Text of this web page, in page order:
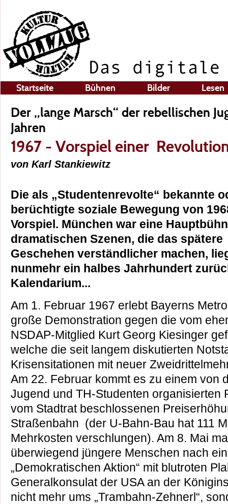
Startseite Bühnen Bilder Lesen
Der „lange Marsch“ der rebellischen
Jahren
1967 - Vorspiel einer
von Karl Stankiewitz
Die als „Studentenrevolte“ bekannte
berüchtigte soziale Bewegung von
Vorspiel. München war eine
dramatischen Szenen, die das spätere
Geschehen verständlicher machen,
nunmehr ein halbes Jahrhundert
Kalendarium...
Am 1. Februar 1967 erlebt Bayerns
große Demonstration gegen die vom
NSDAP-Mitglied Kurt Georg Kiesinger
welche die seit langem diskutierten
Krisensitationen mit neuer
Am 22. Februar kommt es zu einem von
Jugend und TH-Studenten organisierten
vom Stadtrat beschlossenen
Straßenbahn (der U-Bahn-Bau hat 111
Mehrkosten verschlungen). Am 8. Mai
überwiegend jüngere Menschen nach
„Demokratischen Aktion“ mit blutroten
Generalkonsulat der USA an der
nicht mehr ums „Trambahn-Zehnerl“,